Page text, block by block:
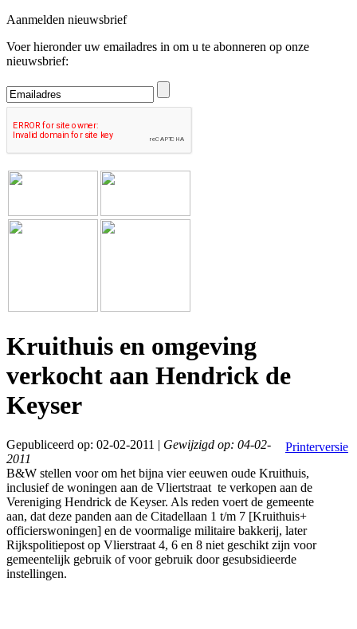
Aanmelden nieuwsbrief
Voer hieronder uw emailadres in om u te abonneren op onze
nieuwsbrief:
Kruithuis en omgeving
verkocht aan Hendrick de
Keyser
Printerversie
Gepubliceerd op: 02-02-2011 | Gewijzigd op: 04-02-
2011
B&W stellen voor om het bijna vier eeuwen oude Kruithuis,
inclusief de woningen aan de Vliertstraat te verkopen aan de
Vereniging Hendrick de Keyser. Als reden voert de gemeente
aan, dat deze panden aan de Citadellaan 1 t/m 7 [Kruithuis+
officierswoningen] en de voormalige militaire bakkerij, later
Rijkspolitiepost op Vlierstraat 4, 6 en 8 niet geschikt zijn voor
gemeentelijk gebruik of voor gebruik door gesubsidieerde
instellingen.